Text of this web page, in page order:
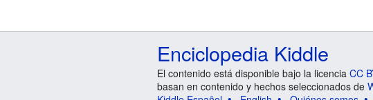
Enciclopedia Kiddle
El contenido está disponible bajo la licencia CC
basan en contenido y hechos seleccionados de